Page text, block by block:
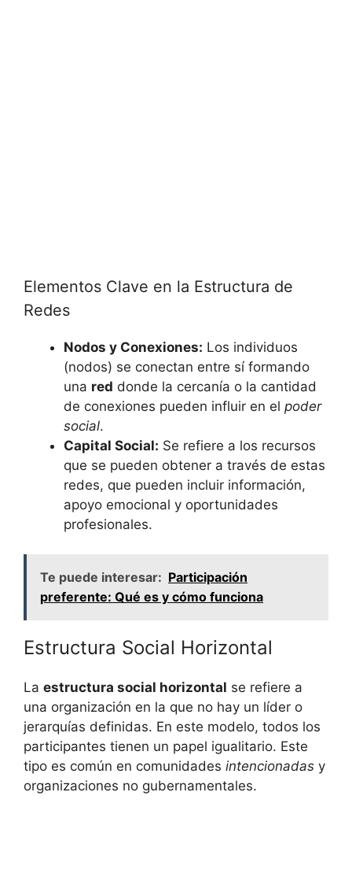
Elementos Clave en la Estructura de
Redes
Nodos y Conexiones: Los individuos
(nodos) se conectan entre sí formando
una red donde la cercanía o la cantidad
de conexiones pueden influir en el poder
social.
Capital Social: Se refiere a los recursos
que se pueden obtener a través de estas
redes, que pueden incluir información,
apoyo emocional y oportunidades
profesionales.
Te puede interesar: Participación
preferente: Qué es y cómo funciona
Estructura Social Horizontal
La estructura social horizontal se refiere a
una organización en la que no hay un líder o
jerarquías definidas. En este modelo, todos los
participantes tienen un papel igualitario. Este
tipo es común en comunidades intencionadas y
organizaciones no gubernamentales.